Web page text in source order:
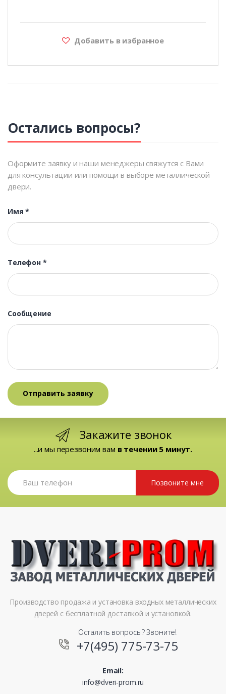
Добавить в избранное
Остались вопросы?
Оформите заявку и наши менеджеры свяжутся с Вами
для консультации или помощи в выборе металлической
двери.
Имя*
Телефон *
Сообщение
Закажите звонок
...и мы перезвоним вам в течении 5 минут.
Позвоните мне
Производство продажа и установка входных металлических
дверей с бесплатной доставкой и установкой.
Осталить вопросы? Звоните!
+7(495) 775-73-75
Email:
info@dveri-prom.ru